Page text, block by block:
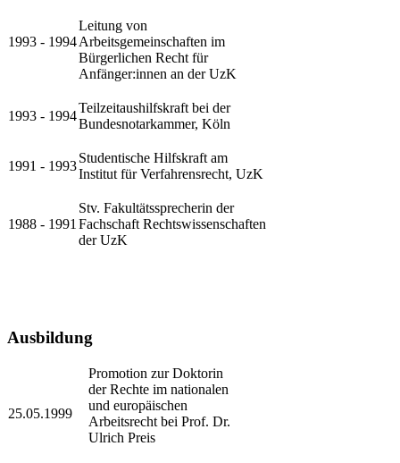
​1993 - 1994
​Leitung von
Arbeitsgemeinschaften im
Bürgerlichen Recht für
Anfänger:innen an der UzK
​1993 - 1994
​Teilzeitaushilfskraft bei der
Bundesnotarkammer, Köln
​1991 - 1993
​Studentische Hilfskraft am
Institut für Verfahrensrecht, UzK​
​1988 - 1991
​Stv. Fakultäts​sprecherin der
Fachschaft Rechtswissenschaften
der UzK
Ausbildung​
25.05.1999
​Promotion zur Doktorin
der Rechte im nationalen
und europäischen
Arbeitsrecht bei Prof. ​Dr.
Ulrich Preis